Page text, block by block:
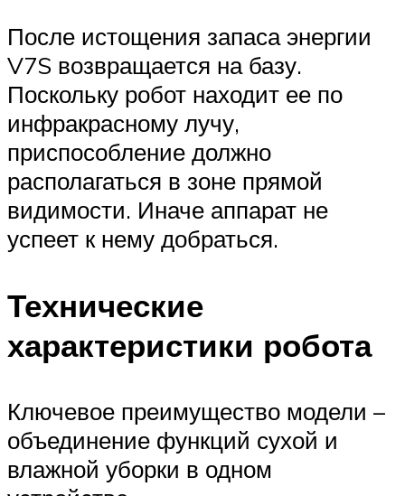
После истощения запаса энергии
V7S возвращается на базу.
Поскольку робот находит ее по
инфракрасному лучу,
приспособление должно
располагаться в зоне прямой
видимости. Иначе аппарат не
успеет к нему добраться.
Технические
характеристики робота
Ключевое преимущество модели –
объединение функций сухой и
влажной уборки в одном